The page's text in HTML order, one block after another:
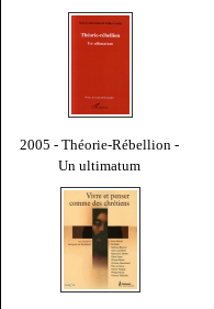
2005 - Théorie-Rébellion -
Un ultimatum